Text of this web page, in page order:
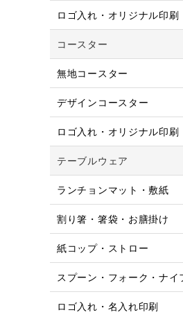
ロゴ入れ・オリジナル印刷
コースター
無地コースター
デザインコースター
ロゴ入れ・オリジナル印刷
テーブルウェア
ランチョンマット・敷紙
割り箸・箸袋・お膳掛け
紙コップ・ストロー
スプーン・フォーク・ナイ
ロゴ入れ・名入れ印刷